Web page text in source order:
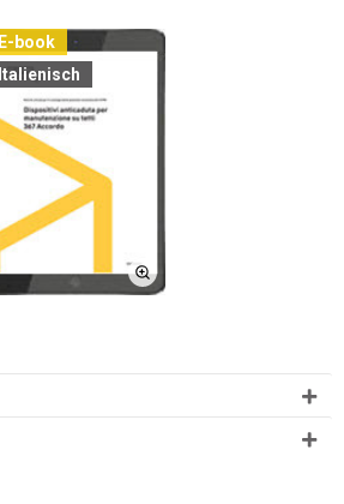
E-book
Italienisch